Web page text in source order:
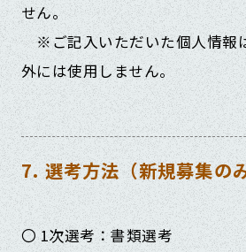
せん。
※ご記入いただいた個人情報
外には使用しません。
7. 選考方法（新規募集の
〇 1次選考：書類選考